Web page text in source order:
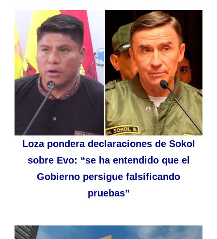
Loza pondera declaraciones de Sokol
sobre Evo: “se ha entendido que el
Gobierno persigue falsificando
pruebas”